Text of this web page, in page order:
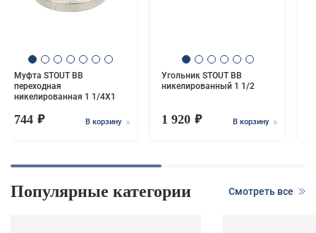
Муфта STOUT ВВ
переходная
никелированная 1 1/4X1
744 В корзину
Угольник STOUT ВВ
никелированный 1 1/2
1 920 В корзину
Популярные категории Смотреть все